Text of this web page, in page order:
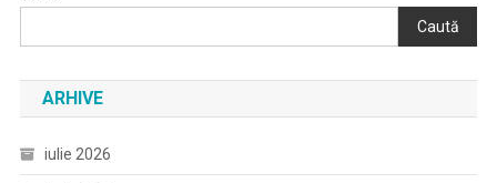
I
Caută
ARHIVE
iulie 2026